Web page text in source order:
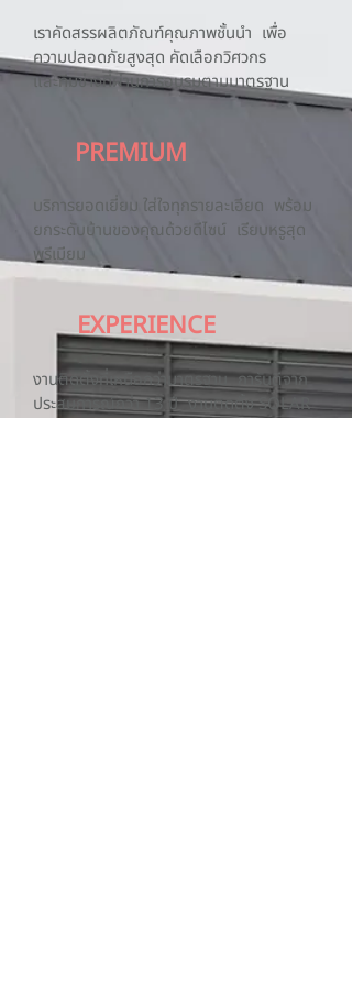
เราคัดสรรผลิตภัณฑ์คุณภาพชั้นนำ เพื่อ
ความปลอดภัยสูงสุด คัดเลือกวิศวกร
และทีมช่างที่ผ่านการอบรมตามมาตรฐาน
PREMIUM
บริการยอดเยี่ยม ใส่ใจทุกรายละเอียด พร้อม
ยกระดับบ้านของคุณด้วยดีไซน์ เรียบหรูสุด
พรีเมียม
EXPERIENCE
งานติดตั้งที่เหนือกว่ามาตรฐาน การันตีจาก
ประสบการณ์กว่า 13 ปี งานติดตั้ง SOLAR